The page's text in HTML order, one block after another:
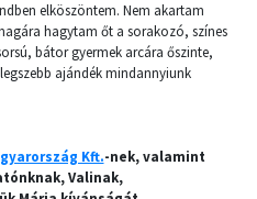
elköszöntem. Nem akartam
hagytam őt a sorakozó, színes
bátor gyermek arcára őszinte,
ajándék mindannyiunk
Kft.-nek, valamint
Valinak,